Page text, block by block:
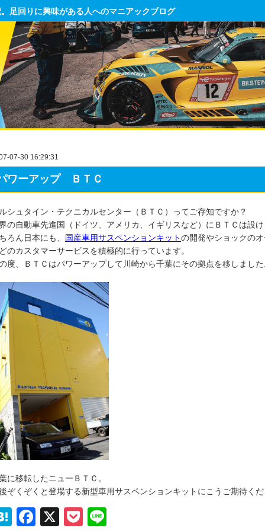
足回りに興味がある人へのマニアックブログ
07-30 16:29:31
ワーアップ ＢＴＣ
シュタイン・テクニカルセンター（ＢＴＣ）ってご存知ですか？
の自動車先進国（ドイツ、アメリカ、イギリスなど）にＢＴＣは設
ろん日本にも、 国産車用サスペンションキットの開発やショックの
のカスタマーサービスを積極的に行っています。
度、ＢＴＣはパワーアップして川崎から千葉にその拠点を移しまし
に移転したニューＢＴＣ。
ぞくぞくと登場する新型車用サスペンションキットにこうご期待く
Hatena
Facebook
X Pocket